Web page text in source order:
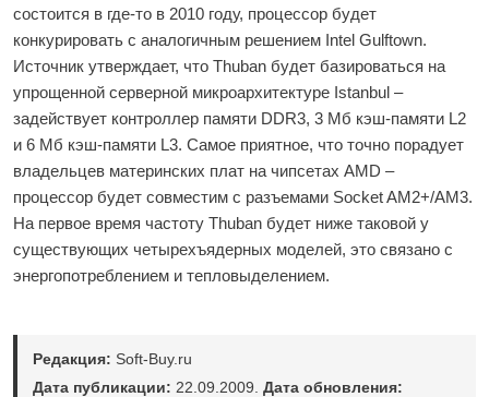
состоится в где-то в 2010 году, процессор будет
конкурировать с аналогичным решением Intel Gulftown.
Источник утверждает, что Thuban будет базироваться на
упрощенной серверной микроархитектуре Istanbul –
задействует контроллер памяти DDR3, 3 Мб кэш-памяти L2
и 6 Мб кэш-памяти L3. Самое приятное, что точно порадует
владельцев материнских плат на чипсетах AMD –
процессор будет совместим с разъемами Socket AM2+/AM3.
На первое время частоту Thuban будет ниже таковой у
существующих четырехъядерных моделей, это связано с
энергопотреблением и тепловыделением.
Редакция: Soft-Buy.ru
Дата публикации: 22.09.2009. Дата обновления: